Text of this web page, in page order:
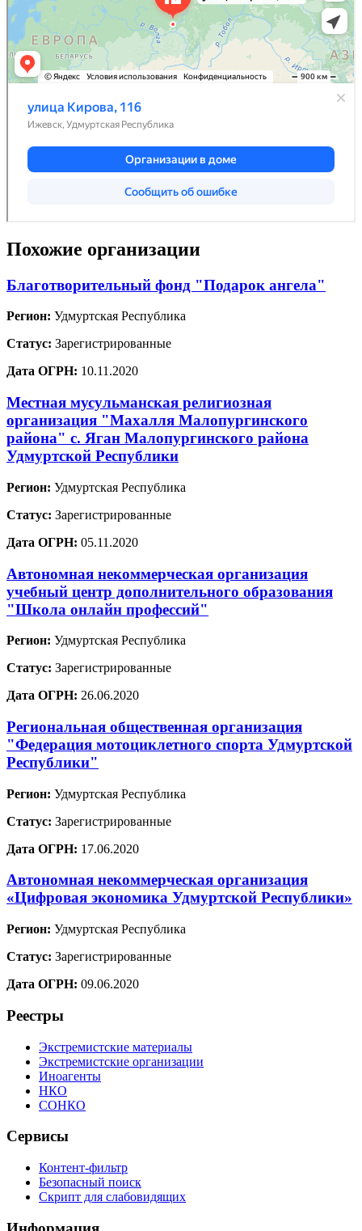
Похожие организации
Благотворительный фонд "Подарок ангела"
Регион: Удмуртская Республика
Статус: Зарегистрированные
Дата ОГРН: 10.11.2020
Местная мусульманская религиозная
организация "Махалля Малопургинского
района" с. Яган Малопургинского района
Удмуртской Республики
Регион: Удмуртская Республика
Статус: Зарегистрированные
Дата ОГРН: 05.11.2020
Автономная некоммерческая организация
учебный центр дополнительного образования
"Школа онлайн профессий"
Регион: Удмуртская Республика
Статус: Зарегистрированные
Дата ОГРН: 26.06.2020
Региональная общественная организация
"Федерация мотоциклетного спорта Удмуртской
Республики"
Регион: Удмуртская Республика
Статус: Зарегистрированные
Дата ОГРН: 17.06.2020
Автономная некоммерческая организация
«Цифровая экономика Удмуртской Республики»
Регион: Удмуртская Республика
Статус: Зарегистрированные
Дата ОГРН: 09.06.2020
Реестры
Экстремистские материалы
Экстремистские организации
Иноагенты
НКО
СОНКО
Сервисы
Контент-фильтр
Безопасный поиск
Скрипт для слабовидящих